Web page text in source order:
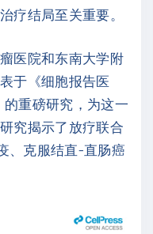
疗结局至关重要。
医院和东南大学附
于《细胞报告医
的重磅研究，为这一
究揭示了放疗联合
、克服结直-直肠癌